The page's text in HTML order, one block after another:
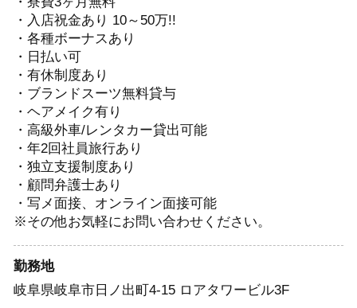
・入店祝金あり 10～50万!!
・各種ボーナスあり
・日払い可
・有休制度あり
・ブランドスーツ無料貸与
・ヘアメイク有り
・高級外車/レンタカー貸出可能
・年2回社員旅行あり
・独立支援制度あり
・顧問弁護士あり
・写メ面接、オンライン面接可能
※その他お気軽にお問い合わせください。
勤務地
岐阜県岐阜市日ノ出町4-15 ロアタワービル3F